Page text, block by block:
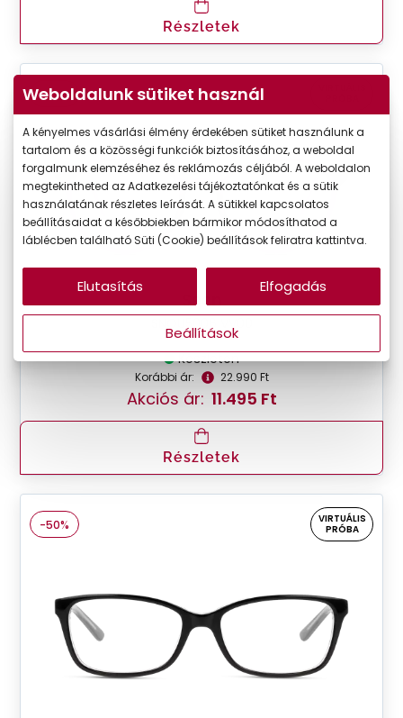
Részletek
-50%
Seen
SNOU5006 VV00
Készleten
Korábbi ár: 22.990 Ft
Akciós ár: 11.495 Ft
Részletek
-50%
VIRTUÁLIS
PRÓBA
Weboldalunk sütiket használ
A kényelmes vásárlási élmény érdekében sütiket használunk a
tartalom és a közösségi funkciók biztosításához, a weboldal
forgalmunk elemzéséhez és reklámozás céljából. A weboldalon
megtekintheted az Adatkezelési tájékoztatónkat és a sütik
használatának részletes leírását. A sütikkel kapcsolatos
beállításaidat a későbbiekben bármikor módosíthatod a
láblécben található Süti (Cookie) beállítások feliratra kattintva.
Beállítások
Elutasítás Elfogadás